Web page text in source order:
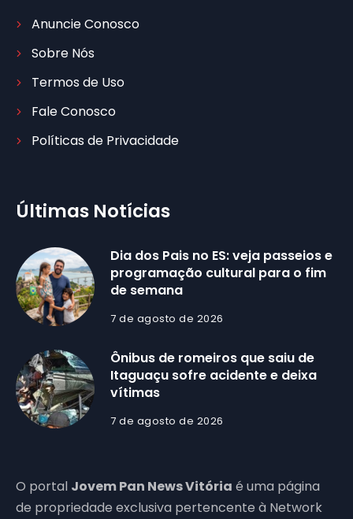
Anuncie Conosco
Sobre Nós
Termos de Uso
Fale Conosco
Políticas de Privacidade
Últimas Notícias
Dia dos Pais no ES: veja passeios e
programação cultural para o fim
de semana
7 de agosto de 2026
Ônibus de romeiros que saiu de
Itaguaçu sofre acidente e deixa
vítimas
7 de agosto de 2026
O portal Jovem Pan News Vitória é uma página
de propriedade exclusiva pertencente à Network